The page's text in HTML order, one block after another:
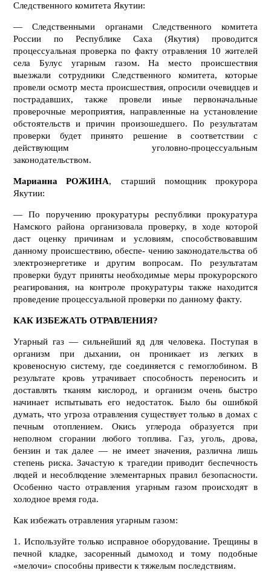
Следственного комитета Якутии:
— Следственными органами Следственного комитета
России по Республике Саха (Якутия) проводится
процессуальная проверка по факту отравления 10 жителей
села Булус угарным газом. На место происшествия
выезжали сотрудники Следственного комитета, которые
провели осмотр места происшествия, опросили очевидцев и
пострадавших, также провели иные первоначальные
проверочные мероприятия, направленные на установление
обстоятельств и причин произошедшего. По результатам
проверки будет принято решение в соответствии с
действующим уголовно-процессуальным
законодательством.
Марианна РОЖИНА, старший помощник прокурора
Якутии:
— По поручению прокуратуры республики прокуратура
Намского района организовала проверку, в ходе которой
даст оценку причинам и условиям, способствовавшим
данному происшествию, обеспе- чению законодательства об
электроэнергетике и другим вопросам. По результатам
проверки будут приняты необходимые меры прокурорского
реагирования, на контроле прокуратуры также находится
проведение процессуальной проверки по данному факту.
КАК ИЗБЕЖАТЬ ОТРАВЛЕНИЯ?
Угарный газ — сильнейший яд для человека. Поступая в
организм при дыхании, он проникает из легких в
кровеносную систему, где соединяется с гемоглобином. В
результате кровь утрачивает способность переносить и
доставлять тканям кислород, и организм очень быстро
начинает испытывать его недостаток. Было бы ошибкой
думать, что угроза отравления существует только в домах с
печным отоплением. Окись углерода образуется при
неполном сгорании любого топлива. Газ, уголь, дрова,
бензин и так далее — не имеет значения, различна лишь
степень риска. Зачастую к трагедии приводит беспечность
людей и несоблюдение элементарных правил безопасности.
Особенно часто отравления угарным газом происходят в
холодное время года.
Как избежать отравления угарным газом:
1. Используйте только исправное оборудование. Трещины в
печной кладке, засоренный дымоход и тому подобные
«мелочи» способны привести к тяжелым последствиям.